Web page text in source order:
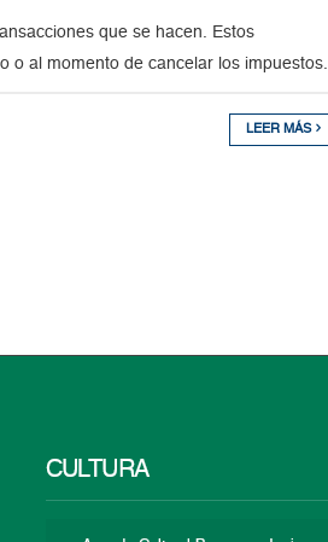
que se hacen. Estos
o al momento de cancelar los impuestos.
LEER MÁS
CULTURA